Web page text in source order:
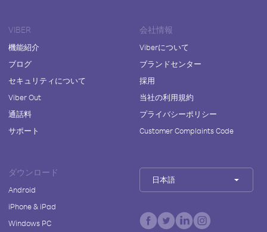
VIBER
機能紹介
ブログ
セキュリティについて
Viber Out
通話料
サポート
会社情報
Viberについて
ブランドセンター
採用
当社の利用規約
プライバシーポリシー
Customer Complaints Code
ダウンロード
Android
iPhone & iPad
Windows PC
日本語